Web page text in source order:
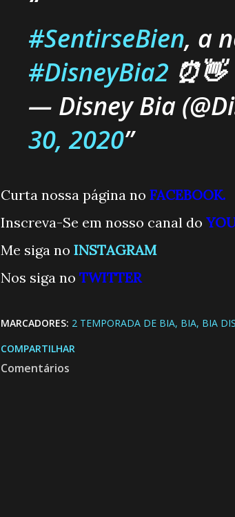
#SentirseBien, a
#DisneyBia2 ⏰👋
— Disney Bia
30, 2020
Curta nossa página no FACEBOOK.
Inscreva-Se em nosso canal do
Me siga no INSTAGRAM
Nos siga no TWITTER
MARCADORES: 2 TEMPORADA DE BIA BIA BIA
COMPARTILHAR
Comentários